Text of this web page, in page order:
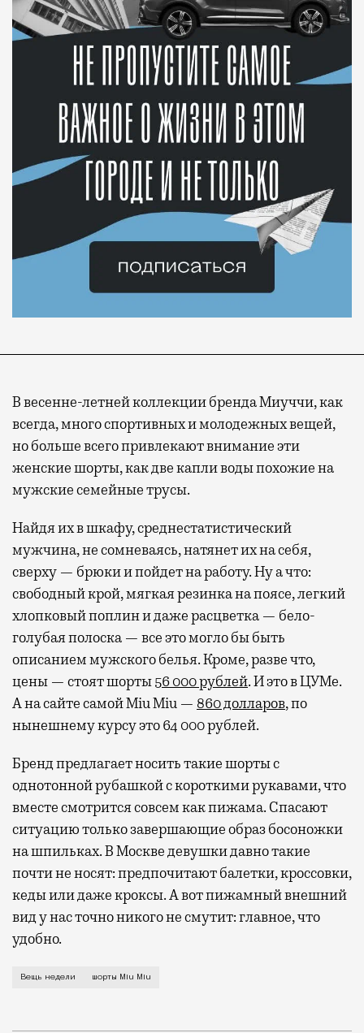
В весенне-летней коллекции бренда Миуччи, как
всегда, много спортивных и молодежных вещей,
но больше всего привлекают внимание эти
женские шорты, как две капли воды похожие на
мужские семейные трусы.
Найдя их в шкафу, среднестатистический
мужчина, не сомневаясь, натянет их на себя,
сверху — брюки и пойдет на работу. Ну а что:
свободный крой, мягкая резинка на поясе, легкий
хлопковый поплин и даже расцветка — бело-
голубая полоска — все это могло бы быть
описанием мужского белья. Кроме, разве что,
цены — стоят шорты56 000 рублей. И это в ЦУМе.
А на сайте самой Miu Miu — 860 долларов, по
нынешнему курсу это 64 000 рублей.
Бренд предлагает носить такие шорты с
однотонной рубашкой с короткими рукавами, что
вместе смотрится совсем как пижама. Спасают
ситуацию только завершающие образ босоножки
на шпильках. В Москве девушки давно такие
почти не носят: предпочитают балетки, кроссовки,
кеды или даже кроксы. А вот пижамный внешний
вид у нас точно никого не смутит: главное, что
удобно.
Миучча Прада продолжает валять дурака —
Вещь недели шорты Miu Miu